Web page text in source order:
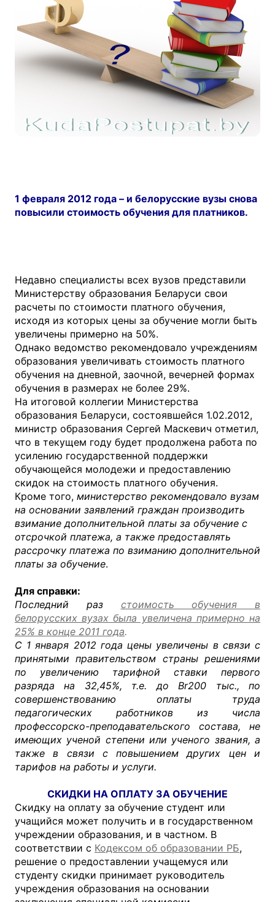
1 февраля 2012 года – и белорусские вузы снова
повысили стоимость обучения для платников.
Недавно специалисты всех вузов представили
Министерству образования Беларуси свои
расчеты по стоимости платного обучения,
исходя из которых цены за обучение могли быть
увеличены примерно на 50%.
Однако ведомство рекомендовало учреждениям
образования увеличивать стоимость платного
обучения на дневной, заочной, вечерней формах
обучения в размерах не более 29%.
На итоговой коллегии Министерства
образования Беларуси, состоявшейся 1.02.2012,
министр образования Сергей Маскевич отметил,
что в текущем году будет продолжена работа по
усилению государственной поддержки
обучающейся молодежи и предоставлению
скидок на стоимость платного обучения.
Кроме того, министерство рекомендовало вузам
на основании заявлений граждан производить
взимание дополнительной платы за обучение с
отсрочкой платежа, а также предоставлять
рассрочку платежа по взиманию дополнительной
платы за обучение.
Для справки:
Последний раз стоимость обучения в
белорусских вузах была увеличена примерно на
25% в конце 2011 года.
С 1 января 2012 года цены увеличены в связи с
принятыми правительством страны решениями
по увеличению тарифной ставки первого
разряда на 32,45%, т.е. до Br200 тыс., по
совершенствованию оплаты труда
педагогических работников из числа
профессорско-преподавательского состава, не
имеющих ученой степени или ученого звания, а
также в связи с повышением других цен и
тарифов на работы и услуги.
СКИДКИ НА ОПЛАТУ ЗА ОБУЧЕНИЕ
Скидку на оплату за обучение студент или
учащийся может получить и в государственном
учреждении образования, и в частном. В
соответствии с Кодексом об образовании РБ,
решение о предоставлении учащемуся или
студенту скидки принимает руководитель
учреждения образования на основании